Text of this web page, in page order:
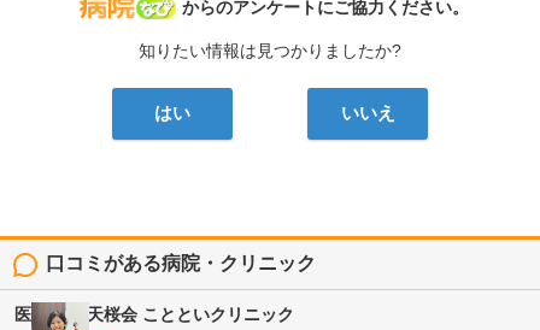
病院なび
からのアンケートにご協力ください。
知りたい情報は見つかりましたか?
はい いいえ
口コミがある病院・クリニック
医療法人 天桜会 ことといクリニック